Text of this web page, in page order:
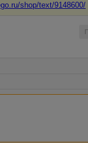
shop/text/9148600/